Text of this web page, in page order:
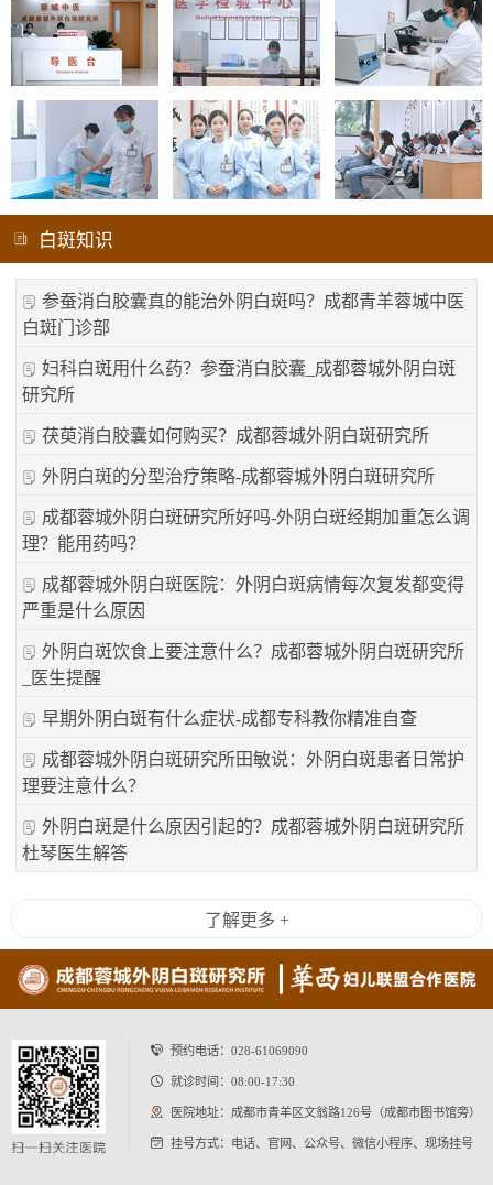
白斑知识
参蚕消白胶囊真的能治外阴白斑吗？成都青羊蓉城中医
白斑门诊部
妇科白斑用什么药？参蚕消白胶囊_成都蓉城外阴白斑
研究所
茯萸消白胶囊如何购买？成都蓉城外阴白斑研究所
外阴白斑的分型治疗策略-成都蓉城外阴白斑研究所
成都蓉城外阴白斑研究所好吗-外阴白斑经期加重怎么调
理？能用药吗？
成都蓉城外阴白斑医院：外阴白斑病情每次复发都变得
严重是什么原因
外阴白斑饮食上要注意什么？成都蓉城外阴白斑研究所
_医生提醒
早期外阴白斑有什么症状-成都专科教你精准自查
成都蓉城外阴白斑研究所田敏说：外阴白斑患者日常护
理要注意什么？
外阴白斑是什么原因引起的？成都蓉城外阴白斑研究所
杜琴医生解答
了解更多 +
预约电话： 028-61069090
就诊时间：08:00-17:30
医院地址：成都市青羊区文翁路126号（成都市图书馆旁）
挂号方式：电话、官网、公众号、微信小程序、现场挂号